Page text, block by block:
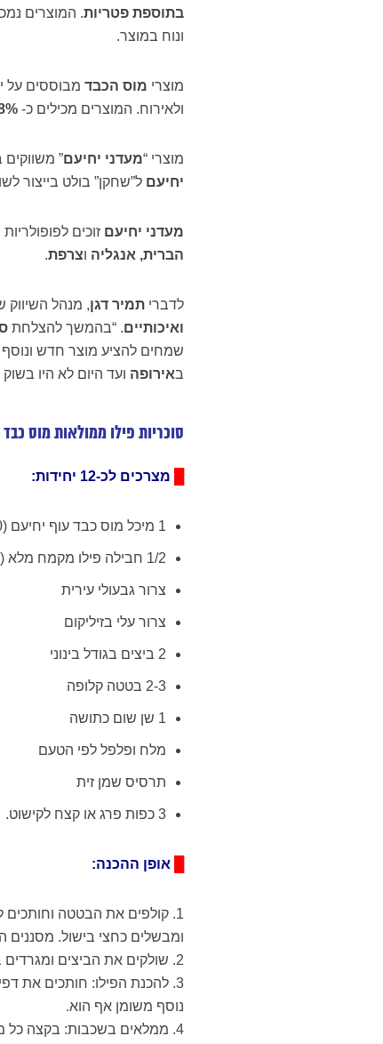
בתוספת פטריות. המוצרים
ונוח במוצר.
מוצרי מוס הכבד מבוססים על י
ולאירוח. המוצרים מכילים כ-
מוצרי “מעדני יחיעם”
יחיעםל”שחקן” בולט בייצור
מעדני יחיעם זוכים
הברית, אנגליה וצרפת.
לדבריתמיר דגן, מנהל השיווק
ואיכותיים. “בהמשך להצלחת
שמחים להציע מוצר חדש
באירופה ועד היום לא היו
סוכריות פילו ממולאות מוס
מצרכים לכ-12 יחידות:
1 מיכל מוס כבד עוף יחיעם (140 גרם)
1/2 חבילה פילו מקמח מלא (250 גרם)
צרור גבעולי עירית
צרור עלי בזיליקום
2 ביצים בגודל בינוני
2-3 בטטה קלופה
1 שן שום כתושה
מלח ופלפל לפי הטעם
תרסיס שמן זית
3 כפות פרג או קצח לקישוט.
אופן ההכנה:
ומבשלים כחצי בישול. מסננים
2. שולקים את הביצים ומגרדים בפומפייה דקה. מערבבים יחד עם השן הכתושה ומניחים בצד.
נוסף משומן אף הוא.